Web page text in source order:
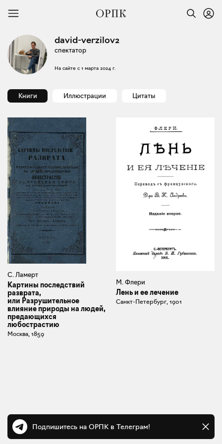
david-verzilov2
спектатор
На сайте с 1 марта 2024 г.
Книги Иллюстрации Цитаты
С. Ламерт
Картины последствий
разврата,
или Разрушительное
влияние природы на людей,
предающихся
любострастию
Москва, 1859
М. Флери
Лень и ее лечение
Санкт-Петербург, 1901
Подпишитесь на ОРПК в Телеграм!